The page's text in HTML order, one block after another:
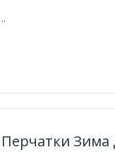
..
Перчатки Зима